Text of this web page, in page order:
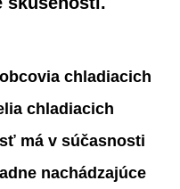
chladiacich
chladiacich
má v súčasnosti
nachádzajúce